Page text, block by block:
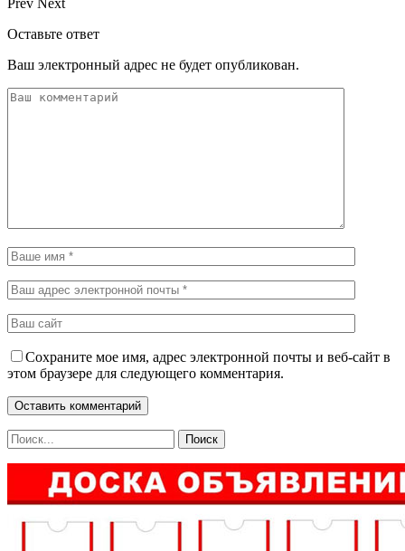
Оставьте ответ
Ваш электронный адрес не будет опубликован.
Сохраните мое имя, адрес электронной почты и веб-сайт в
этом браузере для следующего комментария.